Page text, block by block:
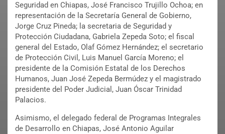
Seguridad en Chiapas, José Francisco Trujillo Ochoa; en
representación de la Secretaría General de Gobierno,
Jorge Cruz Pineda; la secretaria de Seguridad y
Protección Ciudadana, Gabriela Zepeda Soto; el fiscal
general del Estado, Olaf Gómez Hernández; el secretario
de Protección Civil, Luis Manuel García Moreno; el
presidente de la Comisión Estatal de los Derechos
Humanos, Juan José Zepeda Bermúdez y el magistrado
presidente del Poder Judicial, Juan Óscar Trinidad
Palacios.
Asimismo, el delegado federal de Programas Integrales
de Desarrollo en Chiapas, José Antonio Aguilar